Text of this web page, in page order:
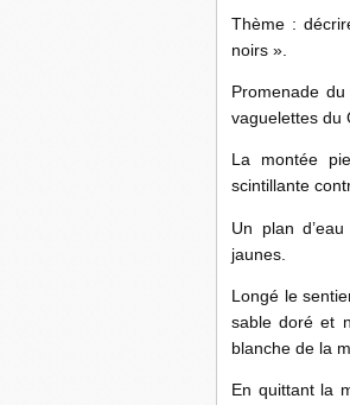
Thème :
noirs ».
Promenade
vaguelettes du
La montée
scintillante
Un plan
jaunes.
Longé le
sable doré et
blanche de la
En quittant la